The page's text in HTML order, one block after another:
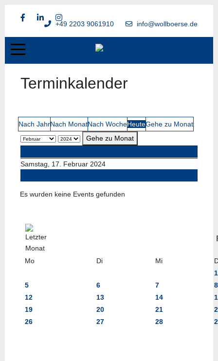
+49 2203 9061910 info@wollboerse.de
Terminkalender
Nach JahrNach MonatNach WocheHeuteGehe zu Monat
Gehe zu Monat
Samstag, 17. Februar 2024
Es wurden keine Events gefunden
Mo Di Mi
1
5
6 7
8
12
13 14
19
20 21
26
27 28